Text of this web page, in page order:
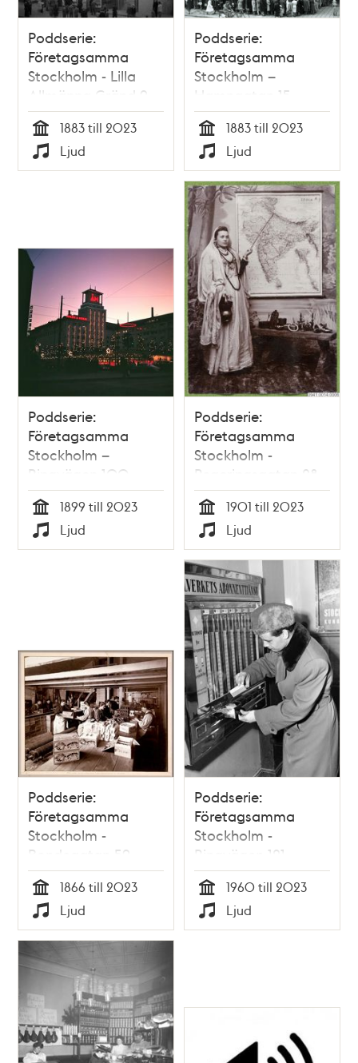
Poddserie:
Företagsamma
Stockholm - Lilla
Allmänna Gränd 9,
Gröna Lund
Tid
1883 till 2023
Typ
Ljud
Poddserie:
Företagsamma
Stockholm –
Hamngatan 15,
MEA
Tid
1883 till 2023
Typ
Ljud
Poddserie:
Företagsamma
Stockholm –
Ringvägen 100,
Åhléns
Tid
1899 till 2023
Typ
Ljud
Poddserie:
Företagsamma
Stockholm -
Regeringsgatan 28,
Indiska
Tid
1901 till 2023
Typ
Ljud
Poddserie:
Företagsamma
Stockholm -
Bondegatan 59,
Barnängen
Tid
1866 till 2023
Typ
Ljud
Poddserie:
Företagsamma
Stockholm -
Ringvägen 121,
Varuautomat
Tid
1960 till 2023
Typ
Ljud